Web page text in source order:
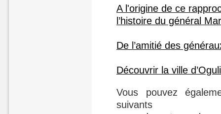
A l'origine de ce
l’histoire du général
De l’amitié des
Découvrir la ville
Vous pouvez
suivants